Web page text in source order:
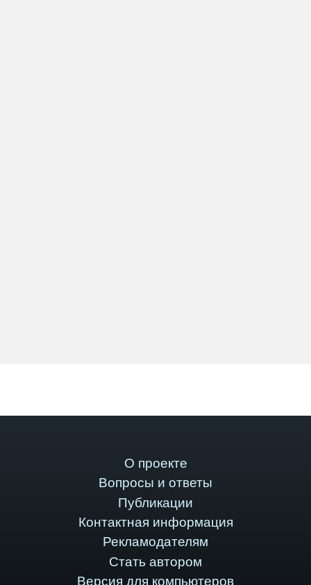
О проекте
Вопросы и ответы
Публикации
Контактная информация
Рекламодателям
Стать автором
Версия для компьютеров